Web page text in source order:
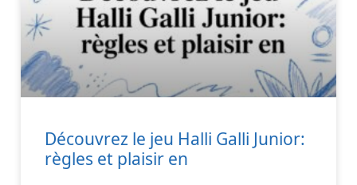
Découvrez le jeu Halli Galli Junior:
règles et plaisir en